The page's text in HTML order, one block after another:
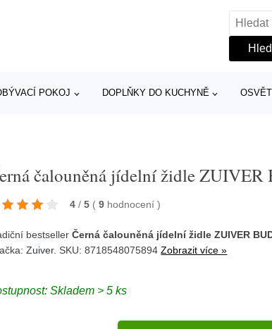
POKOJ DOPLŇKY DO KUCHYNĚ
čalouněná jídelní židle ZUIVER
4 / 5 ( 9 hodnocení)
bestsellerČerná čalouněná jídelní židle ZUIVER
Zuiver. SKU: 8718548075894Zobrazit více »
Skladem > 5 ks